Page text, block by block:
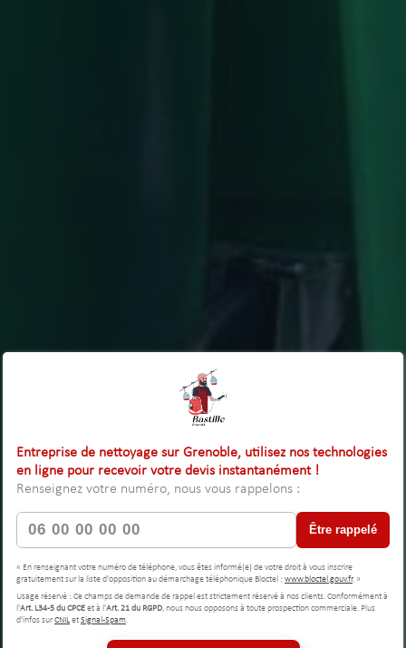
Entreprise de nettoyage sur Grenoble, utilisez nos technologies
en ligne pour recevoir votre devis instantanément !
Renseignez votre numéro, nous vous rappelons :
Être rappelé
« En renseignant votre numéro de téléphone, vous êtes informé(e) de votre droit à vous inscrire
gratuitement sur la liste d'opposition au démarchage téléphonique Bloctel : www.bloctel.gouv.fr. »
Usage réservé : Ce champs de demande de rappel est strictement réservé à nos clients. Conformément à
l'Art. L34-5 du CPCEet à l'Art. 21 du RGPD, nous nous opposons à toute prospection commerciale. Plus
d'infos surCNILetSignal-Spam.